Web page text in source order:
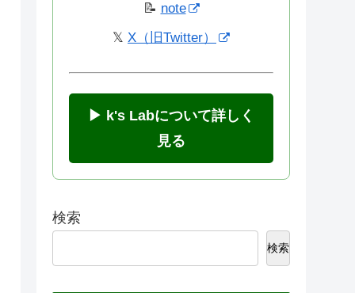
📝 note
𝕏 X（旧Twitter）
▶ k's Labについて詳しく
見る
検索
検索